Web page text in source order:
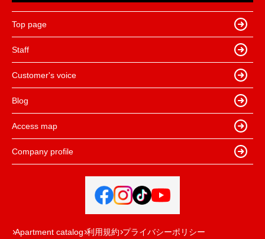
Top page
Staff
Customer's voice
Blog
Access map
Company profile
Apartment catalog 利用規約 プライバシーポリシー